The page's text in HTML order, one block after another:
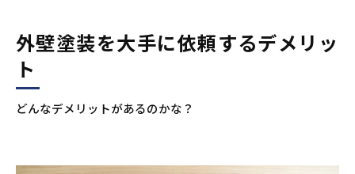
外壁塗装を大手に依頼するデメリッ
ト
どんなデメリットがあるのかな？